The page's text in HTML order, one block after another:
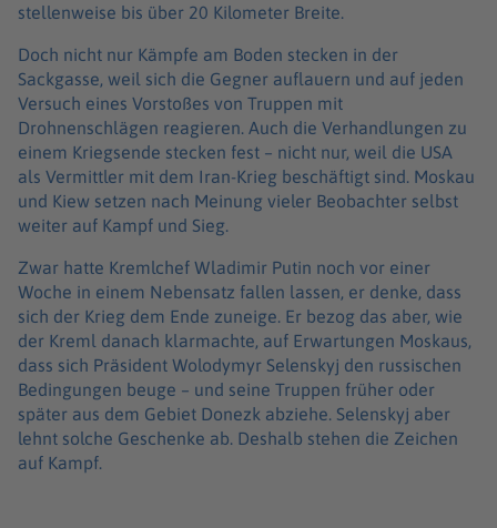
stellenweise bis über 20 Kilometer Breite.
Doch nicht nur Kämpfe am Boden stecken in der
Sackgasse, weil sich die Gegner auflauern und auf jeden
Versuch eines Vorstoßes von Truppen mit
Drohnenschlägen reagieren. Auch die Verhandlungen zu
einem Kriegsende stecken fest – nicht nur, weil die USA
als Vermittler mit dem Iran-Krieg beschäftigt sind. Moskau
und Kiew setzen nach Meinung vieler Beobachter selbst
weiter auf Kampf und Sieg.
Zwar hatte Kremlchef Wladimir Putin noch vor einer
Woche in einem Nebensatz fallen lassen, er denke, dass
sich der Krieg dem Ende zuneige. Er bezog das aber, wie
der Kreml danach klarmachte, auf Erwartungen Moskaus,
dass sich Präsident Wolodymyr Selenskyj den russischen
Bedingungen beuge – und seine Truppen früher oder
später aus dem Gebiet Donezk abziehe. Selenskyj aber
lehnt solche Geschenke ab. Deshalb stehen die Zeichen
auf Kampf.